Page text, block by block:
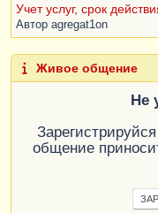
Учет услуг, срок
Автор agregat1on
Живое общение
Не
общение